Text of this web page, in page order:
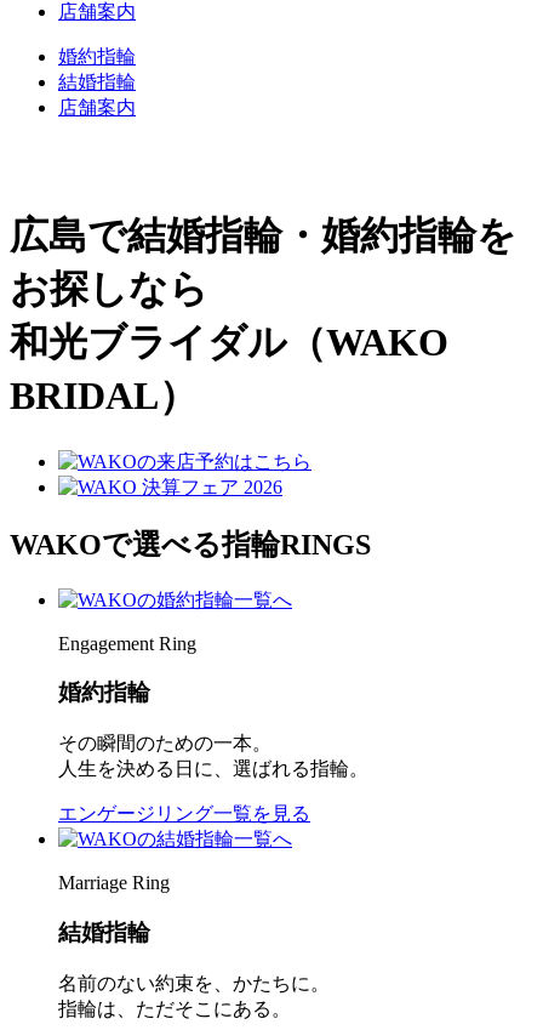
店舗案内
婚約指輪
結婚指輪
店舗案内
広島で結婚指輪・婚約指輪を
お探しなら
和光ブライダル（WAKO
BRIDAL）
WAKOで選べる指輪RINGS
Engagement Ring
婚約指輪
その瞬間のための一本。
人生を決める日に、選ばれる指輪。
エンゲージリング一覧を見る
Marriage Ring
結婚指輪
名前のない約束を、かたちに。
指輪は、ただそこにある。